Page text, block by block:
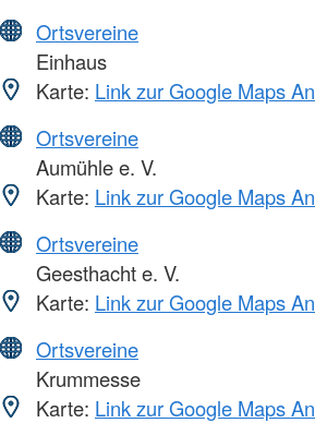
Ortsvereine
Einhaus
Karte: Link zur Google Maps
Ortsvereine
Aumühle e. V.
Karte: Link zur Google Maps
Ortsvereine
Geesthacht e. V.
Karte: Link zur Google Maps
Ortsvereine
Krummesse
Karte: Link zur Google Maps